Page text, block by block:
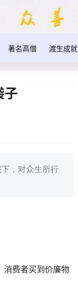
著名高僧 渡生成就
子
，对众生所行
消费者买到价廉物